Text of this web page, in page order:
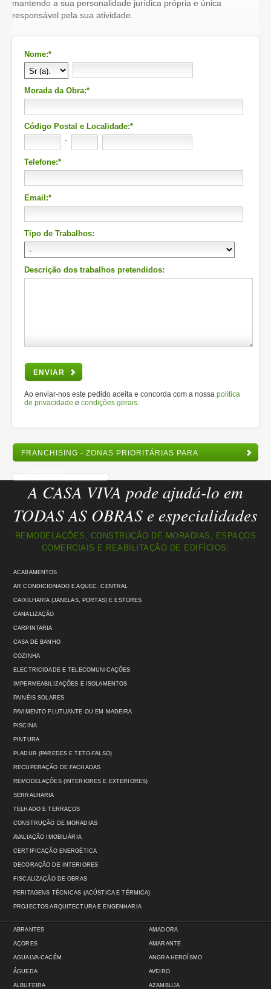
mantendo a sua personalidade jurídica própria e única
responsável pela sua atividade.
Nome:*
Morada da Obra:*
Código Postal e Localidade:*
-
Telefone:*
Email:*
Tipo de Trabalhos:
Descrição dos trabalhos pretendidos:
ENVIAR
Ao enviar-nos este pedido aceita e concorda com a nossa política
de privacidade e condições gerais
FRANCHISING - ZONAS PRIORITÁRIAS PARA
EXPANSÃO
A CASA VIVA pode ajudá-lo em
TODAS AS OBRAS e especialidades
REMODELAÇÕES, CONSTRUÇÃO DE MORADIAS, ESPAÇOS
COMERCIAIS E REABILITAÇÃO DE EDIFÍCIOS:
ACABAMENTOS
AR CONDICIONADO E AQUEC. CENTRAL
CAIXILHARIA (JANELAS, PORTAS) E ESTORES
CANALIZAÇÃO
CARPINTARIA
CASA DE BANHO
COZINHA
ELECTRICIDADE E TELECOMUNICAÇÕES
IMPERMEABILIZAÇÕES E ISOLAMENTOS
PAINÉIS SOLARES
PAVIMENTO FLUTUANTE OU EM MADEIRA
PISCINA
PINTURA
PLADUR (PAREDES E TETO-FALSO)
RECUPERAÇÃO DE FACHADAS
REMODELAÇÕES (INTERIORES E EXTERIORES)
SERRALHARIA
TELHADO E TERRAÇOS
CONSTRUÇÃO DE MORADIAS
AVALIAÇÃO IMOBILIÁRIA
CERTIFICAÇÃO ENERGÉTICA
DECORAÇÃO DE INTERIORES
FISCALIZAÇÃO DE OBRAS
PERITAGENS TÉCNICAS (ACÚSTICA E TÉRMICA)
PROJECTOS ARQUITECTURA E ENGENHARIA
ABRANTES
AÇORES
AGUALVA-CACÉM
ÁGUEDA
ALBUFEIRA
AMADORA
AMARANTE
ANGRA HEROÍSMO
AVEIRO
AZAMBUJA